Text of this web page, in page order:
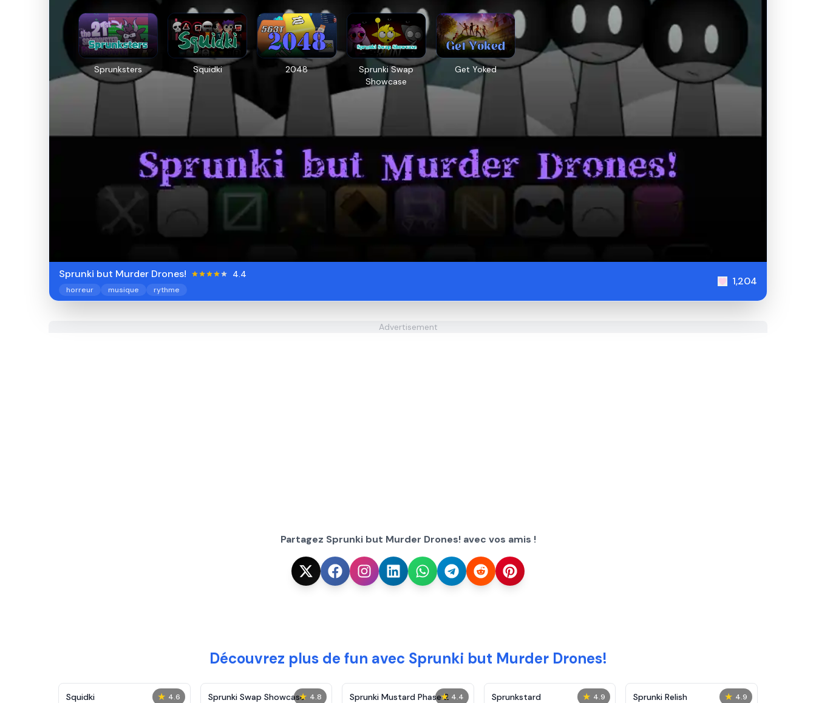
Sprunksters Squidki 2048
Sprunki Swap
Showcase
Get Yoked
Sprunki but Murder Drones! 4.4
horreur musique rythme
1,204
Advertisement
Partagez Sprunki but Murder Drones! avec vos amis !
Découvrez plus de fun avec Sprunki but Murder Drones!
★ 4.6
Squidki ★ 4.8
Sprunki Swap Showcase ★ 4.4
Sprunki Mustard Phase 2 ★ 4.9
Sprunkstard ★ 4.9
Sprunki Relish